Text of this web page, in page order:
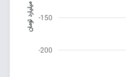
-150
-200
میلیارد تومان